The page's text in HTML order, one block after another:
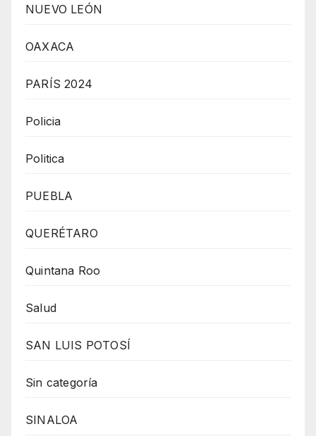
NUEVO LEÓN
OAXACA
PARÍS 2024
Policia
Politica
PUEBLA
QUERÉTARO
Quintana Roo
Salud
SAN LUIS POTOSÍ
Sin categoría
SINALOA